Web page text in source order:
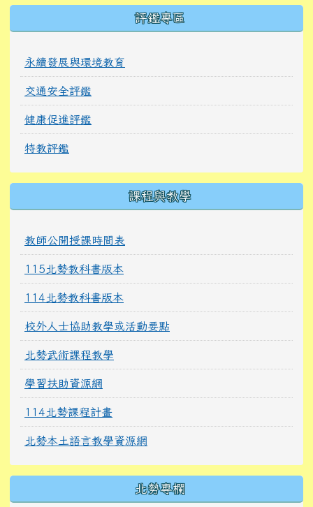
評鑑專區
永續發展與環境教育
交通安全評鑑
健康促進評鑑
特教評鑑
課程與教學
教師公開授課時間表
115北勢教科書版本
114北勢教科書版本
校外人士協助教學或活動要點
北勢武術課程教學
學習扶助資源網
114北勢課程計畫
北勢本土語言教學資源網
北勢專欄